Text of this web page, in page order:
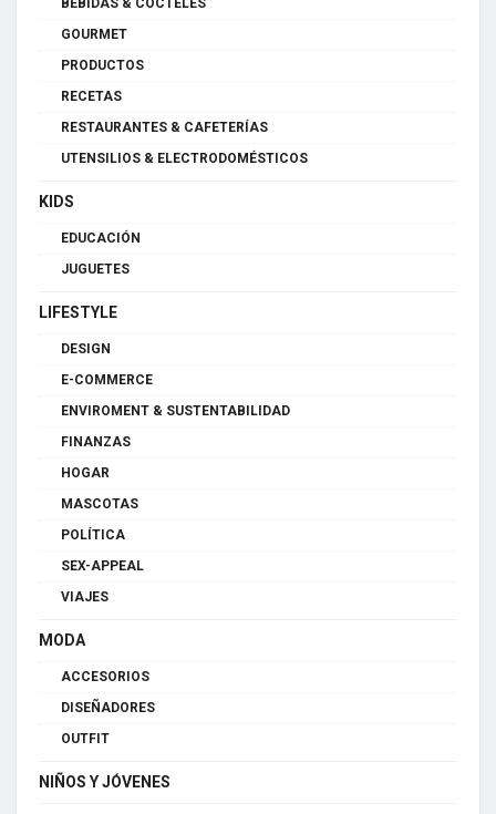
BEBIDAS & CÓCTELES
GOURMET
PRODUCTOS
RECETAS
RESTAURANTES & CAFETERÍAS
UTENSILIOS & ELECTRODOMÉSTICOS
KIDS
EDUCACIÓN
JUGUETES
LIFESTYLE
DESIGN
E-COMMERCE
ENVIROMENT & SUSTENTABILIDAD
FINANZAS
HOGAR
MASCOTAS
POLÍTICA
SEX-APPEAL
VIAJES
MODA
ACCESORIOS
DISEÑADORES
OUTFIT
NIÑOS Y JÓVENES